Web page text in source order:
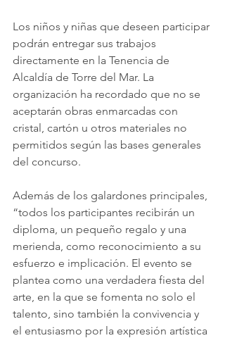
Los niños y niñas que deseen participar
podrán entregar sus trabajos
directamente en la Tenencia de
Alcaldía de Torre del Mar. La
organización ha recordado que no se
aceptarán obras enmarcadas con
cristal, cartón u otros materiales no
permitidos según las bases generales
del concurso.
Además de los galardones principales,
“todos los participantes recibirán un
diploma, un pequeño regalo y una
merienda, como reconocimiento a su
esfuerzo e implicación. El evento se
plantea como una verdadera fiesta del
arte, en la que se fomenta no solo el
talento, sino también la convivencia y
el entusiasmo por la expresión artística